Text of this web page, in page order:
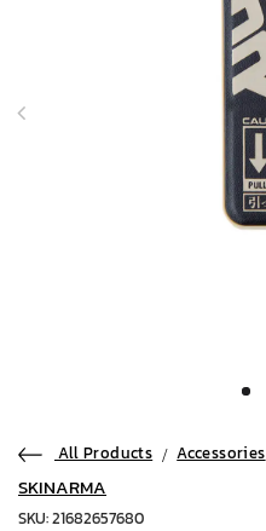
All Products Accessories
SKINARMA
SKU: 21682657680